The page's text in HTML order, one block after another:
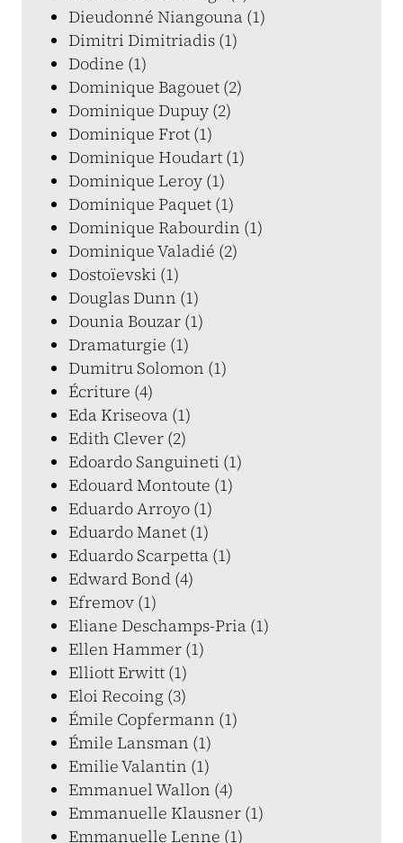
Dieudonné Niangouna (1)
Dimitri Dimitriadis (1)
Dodine (1)
Dominique Bagouet (2)
Dominique Dupuy (2)
Dominique Frot (1)
Dominique Houdart (1)
Dominique Leroy (1)
Dominique Paquet (1)
Dominique Rabourdin (1)
Dominique Valadié (2)
Dostoïevski (1)
Douglas Dunn (1)
Dounia Bouzar (1)
Dramaturgie (1)
Dumitru Solomon (1)
Écriture (4)
Eda Kriseova (1)
Edith Clever (2)
Edoardo Sanguineti (1)
Edouard Montoute (1)
Eduardo Arroyo (1)
Eduardo Manet (1)
Eduardo Scarpetta (1)
Edward Bond (4)
Efremov (1)
Eliane Deschamps-Pria (1)
Ellen Hammer (1)
Elliott Erwitt (1)
Eloi Recoing (3)
Émile Copfermann (1)
Émile Lansman (1)
Emilie Valantin (1)
Emmanuel Wallon (4)
Emmanuelle Klausner (1)
Emmanuelle Lenne (1)